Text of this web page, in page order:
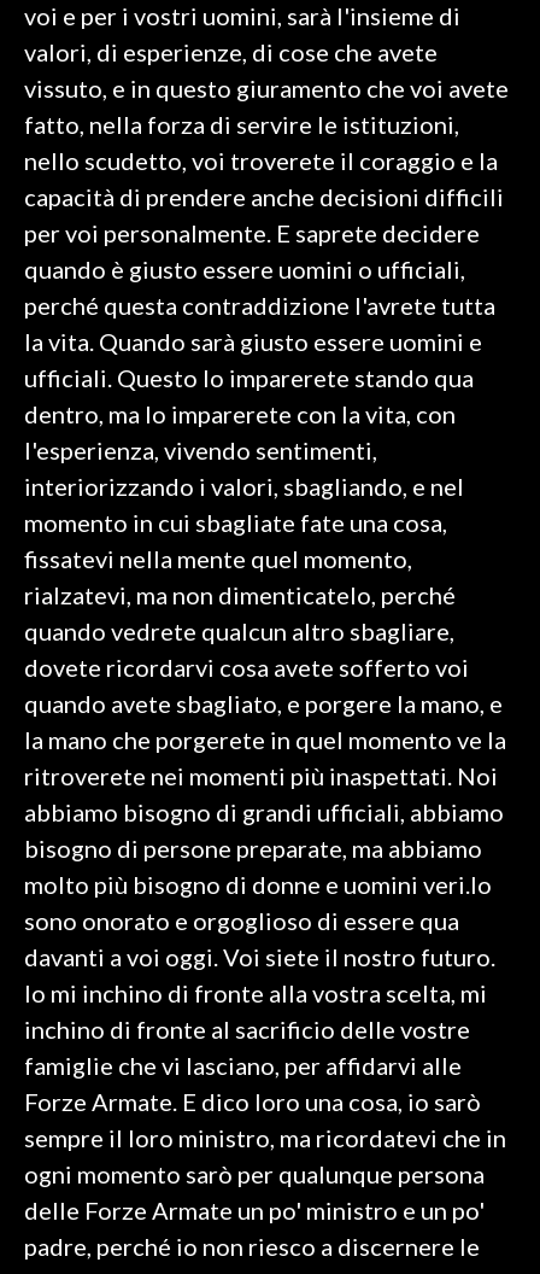
voi e per i vostri uomini, sarà l'insieme di
valori, di esperienze, di cose che avete
vissuto, e in questo giuramento che voi avete
fatto, nella forza di servire le istituzioni,
nello scudetto, voi troverete il coraggio e la
capacità di prendere anche decisioni difficili
per voi personalmente. E saprete decidere
quando è giusto essere uomini o ufficiali,
perché questa contraddizione l'avrete tutta
la vita. Quando sarà giusto essere uomini e
ufficiali. Questo lo imparerete stando qua
dentro, ma lo imparerete con la vita, con
l'esperienza, vivendo sentimenti,
interiorizzando i valori, sbagliando, e nel
momento in cui sbagliate fate una cosa,
fissatevi nella mente quel momento,
rialzatevi, ma non dimenticatelo, perché
quando vedrete qualcun altro sbagliare,
dovete ricordarvi cosa avete sofferto voi
quando avete sbagliato, e porgere la mano, e
la mano che porgerete in quel momento ve la
ritroverete nei momenti più inaspettati. Noi
abbiamo bisogno di grandi ufficiali, abbiamo
bisogno di persone preparate, ma abbiamo
molto più bisogno di donne e uomini veri.Io
sono onorato e orgoglioso di essere qua
davanti a voi oggi. Voi siete il nostro futuro.
Io mi inchino di fronte alla vostra scelta, mi
inchino di fronte al sacrificio delle vostre
famiglie che vi lasciano, per affidarvi alle
Forze Armate. E dico loro una cosa, io sarò
sempre il loro ministro, ma ricordatevi che in
ogni momento sarò per qualunque persona
delle Forze Armate un po' ministro e un po'
padre, perché io non riesco a discernere le